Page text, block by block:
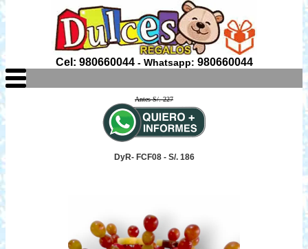
Cel: 980660044- Whatsapp: 980660044
Antes S/. 227
DyR- FCF08 - S/. 186